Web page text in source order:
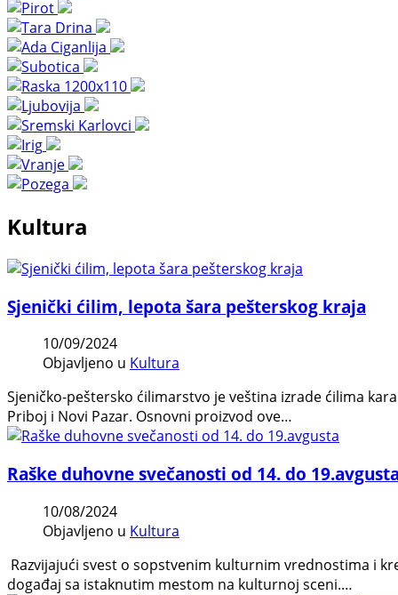
Kultura
Sjenički ćilim, lepota šara pešterskog kraja
10/09/2024
Objavljeno u Kultura
Sjeničko-peštersko ćilimarstvo je veština izrade ćilima
Priboj i Novi Pazar. Osnovni proizvod ove…
Raške duhovne svečanosti od 14. do
10/08/2024
Objavljeno u Kultura
Razvijajući svest o sopstvenim kulturnim vrednostima i
događaj sa istaknutim mestom na kulturnoj sceni.…